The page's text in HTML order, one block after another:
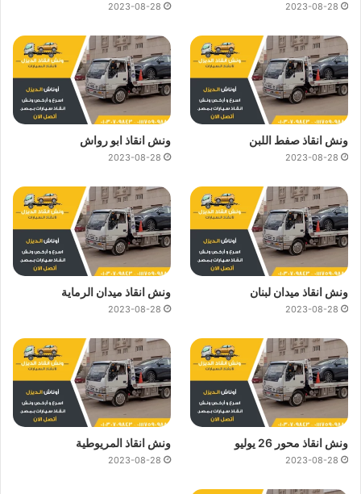
2023-08-28
2023-08-28
ونش انقاذ صفط اللبن
2023-08-28
ونش انقاذ ابو رواش
2023-08-28
ونش انقاذ ميدان لبنان
2023-08-28
ونش انقاذ ميدان الرماية
2023-08-28
ونش انقاذ محور 26 يوليو
2023-08-28
ونش انقاذ المريوطية
2023-08-28